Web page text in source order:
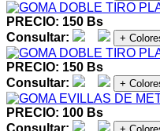
PRECIO: 150 Bs
Consultar:
+
PRECIO: 150 Bs
Consultar:
+
PRECIO: 100 Bs
Consultar: